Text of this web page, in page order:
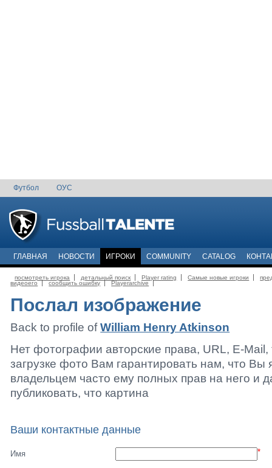
Футбол ОУС
ГЛАВНАЯ НОВОСТИ ИГРОКИ COMMUNITY CATALOG
посмотреть игрока детальный поиск Player rating Самые новые игроки
видеоего
сообщить ошибку Playerarchive
Послал изображение
Back to profile ofWilliam Henry Atkinson
Нет фотографии авторские права, URL, E-
загрузке фото Вам гарантировать нам, что Вы
владельцем часто ему полных прав на него и
публиковать, что картина
Ваши контактные данные
Имя *